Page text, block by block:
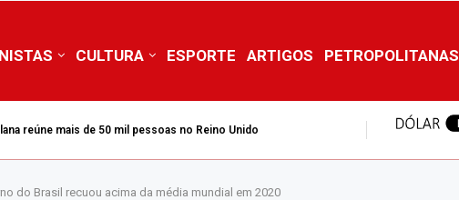
CULTURA ESPORTE ARTIGOS PETROPOLITANAS
reúne mais de 50 mil pessoas no Reino Unido
do Brasil recuou acima da média mundial em 2020